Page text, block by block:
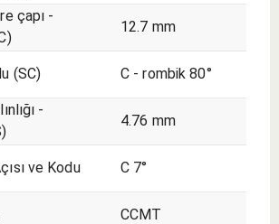
çapı -
12.7 mm
(SC) C - rombik 80°
-
4.76 mm
ve Kodu C 7°
CCMT